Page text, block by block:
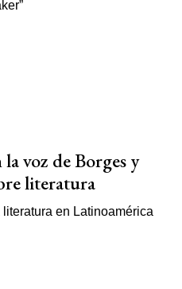
voz de Borges y
literatura